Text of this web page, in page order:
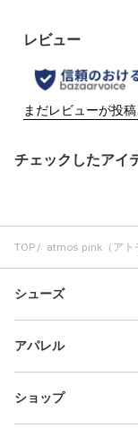
チェックしたアイ
TOP atmos pink（アト
シューズ
アパレル
ショップ